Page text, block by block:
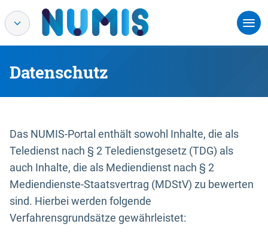
Datenschutz
Das NUMIS-Portal enthält sowohl Inhalte, die als
Teledienst nach § 2 Teledienstgesetz (TDG) als
auch Inhalte, die als Mediendienst nach § 2
Mediendienste-Staatsvertrag (MDStV) zu bewerten
sind. Hierbei werden folgende
Verfahrensgrundsätze gewährleistet: